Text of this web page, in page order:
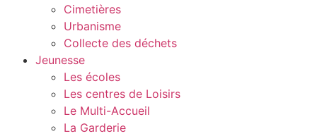
Cimetières
Urbanisme
Collecte des déchets
Jeunesse
Les écoles
Les centres de Loisirs
Le Multi-Accueil
La Garderie